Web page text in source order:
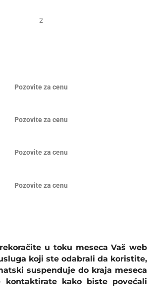
2
Pozovite za cenu
Pozovite za cenu
Pozovite za cenu
Pozovite za cenu
u toku meseca Vaš web
koji ste odabrali da koristite,
suspenduje do kraja meseca
kako biste povećali